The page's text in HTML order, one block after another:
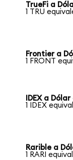
TrueFi a
1 TRU
Frontier a
1 FRONT
IDEX a
1 IDEX
Rarible a
1 RARI